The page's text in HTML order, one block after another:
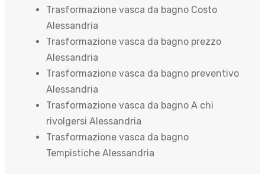
Trasformazione vasca da bagno Costo
Alessandria
Trasformazione vasca da bagno prezzo
Alessandria
Trasformazione vasca da bagno preventivo
Alessandria
Trasformazione vasca da bagno A chi
rivolgersi Alessandria
Trasformazione vasca da bagno
Tempistiche Alessandria